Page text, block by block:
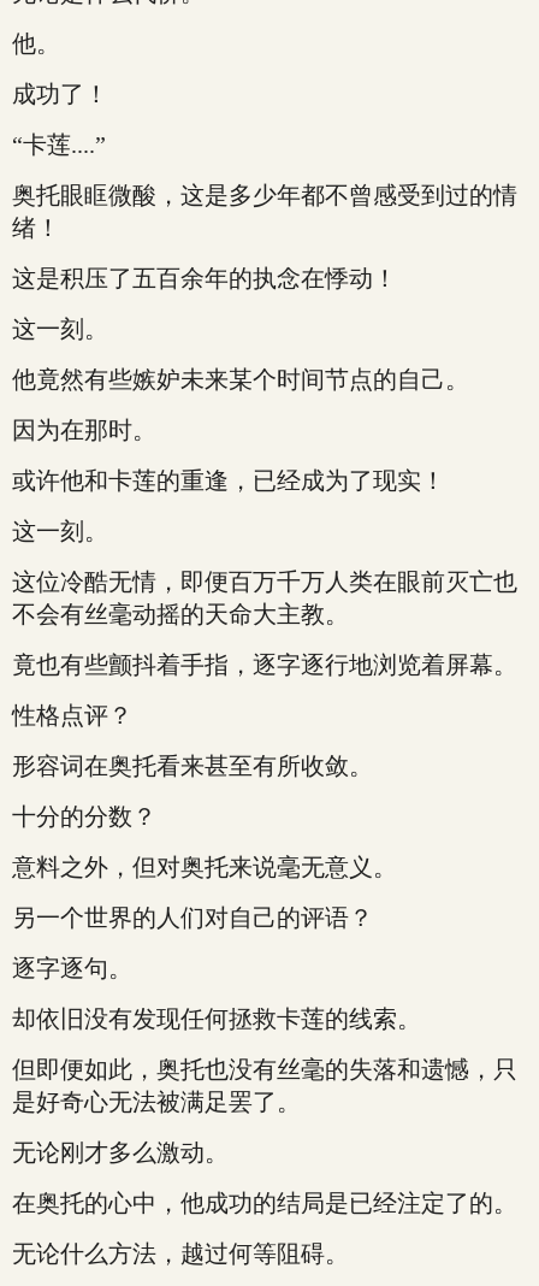
他。
成功了！
“卡莲....”
奥托眼眶微酸，这是多少年都不曾感受到过的情
绪！
这是积压了五百余年的执念在悸动！
这一刻。
他竟然有些嫉妒未来某个时间节点的自己。
因为在那时。
或许他和卡莲的重逢，已经成为了现实！
这一刻。
这位冷酷无情，即便百万千万人类在眼前灭亡也
不会有丝毫动摇的天命大主教。
竟也有些颤抖着手指，逐字逐行地浏览着屏幕。
性格点评？
形容词在奥托看来甚至有所收敛。
十分的分数？
意料之外，但对奥托来说毫无意义。
另一个世界的人们对自己的评语？
逐字逐句。
却依旧没有发现任何拯救卡莲的线索。
但即便如此，奥托也没有丝毫的失落和遗憾，只
是好奇心无法被满足罢了。
无论刚才多么激动。
在奥托的心中，他成功的结局是已经注定了的。
无论什么方法，越过何等阻碍。